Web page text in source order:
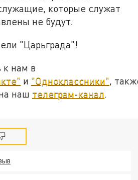
которые служат
не будут.
"Царьграда"!
к нам в
и "Одноклассники" ,
наш телеграм-канал